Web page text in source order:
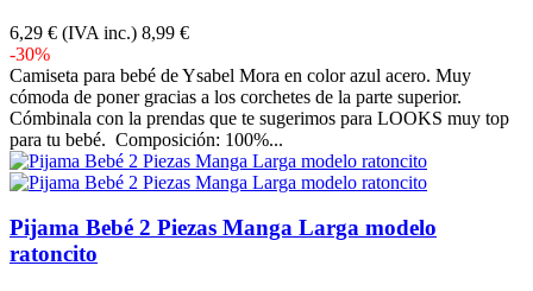
6,29 € (IVA inc.) 8,99 €
-30%
Camiseta para bebé de Ysabel Mora en color azul acero. Muy
cómoda de poner gracias a los corchetes de la parte superior.
Cómbinala con la prendas que te sugerimos para LOOKS muy top
para tu bebé. Composición: 100%...
Pijama Bebé 2 Piezas Manga Larga modelo
ratoncito